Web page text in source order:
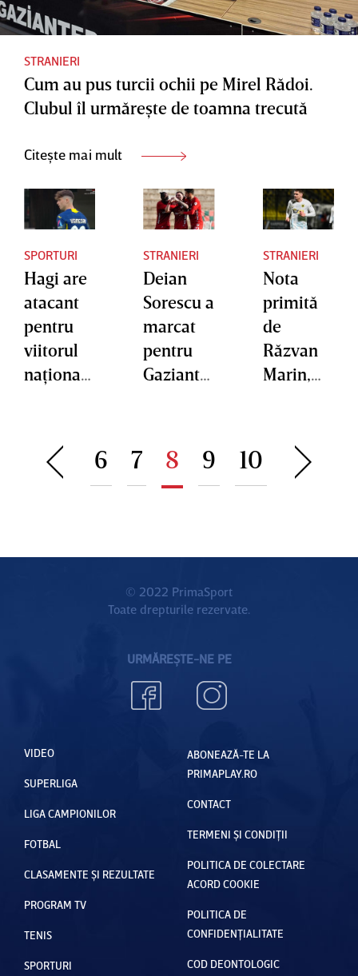
nevoie
antrenor
pentru a
cuceri
STRANIERI
Cum au pus turcii ochii pe Mirel Rădoi.
Clubul îl urmăreşte de toamna trecută
Citește mai mult
SPORTURI
Hagi are
atacant
pentru
viitorul
naţionale
după
meciul în
STRANIERI
Deian
Sorescu a
marcat
pentru
Gaziante
clar de
Kayseris
por
STRANIERI
Nota
primită
de
Răzvan
Marin,
clară cu
PAOK
6 7 8 9 10
© 2022 PrimaSport
Toate drepturile rezervate.
URMĂREȘTE-NE PE
VIDEO
SUPERLIGA
LIGA CAMPIONILOR
FOTBAL
CLASAMENTE ȘI REZULTATE
PROGRAM TV
TENIS
SPORTURI
ABONEAZĂ-TE LA
PRIMAPLAY.RO
CONTACT
TERMENI ȘI CONDIȚII
POLITICA DE COLECTARE
ACORD COOKIE
POLITICA DE
CONFIDENȚIALITATE
COD DEONTOLOGIC